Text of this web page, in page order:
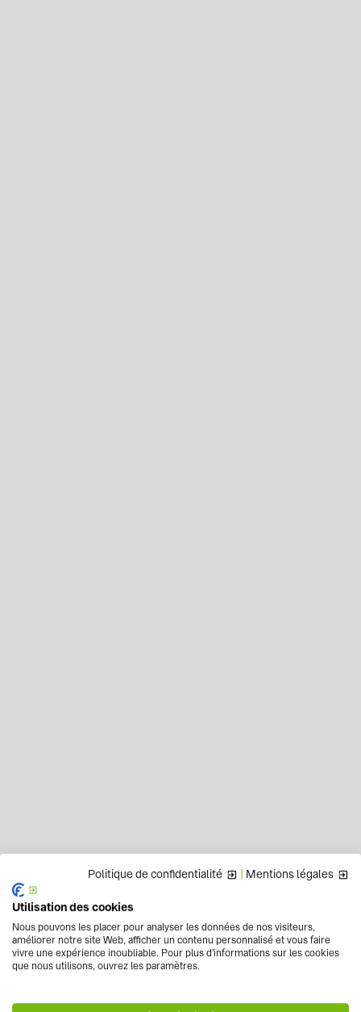
Politique de confidentialité | Mentions légales
Utilisation des cookies
Nous pouvons les placer pour analyser les données de nos visiteurs,
améliorer notre site Web, afficher un contenu personnalisé et vous faire
vivre une expérience inoubliable. Pour plus d'informations sur les cookies
que nous utilisons, ouvrez les paramètres.